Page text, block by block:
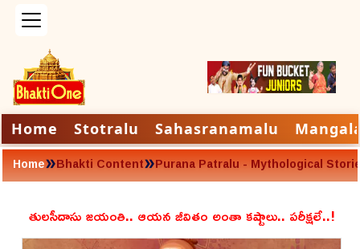
Home Stotralu Sahasranamalu
Home»Bhakti Content»Purana Patralu - Mythological
తులసీదాసు జయంతి.. ఆయన జీవితం అంతా కష్టాలు.. పరీక్షలే..!